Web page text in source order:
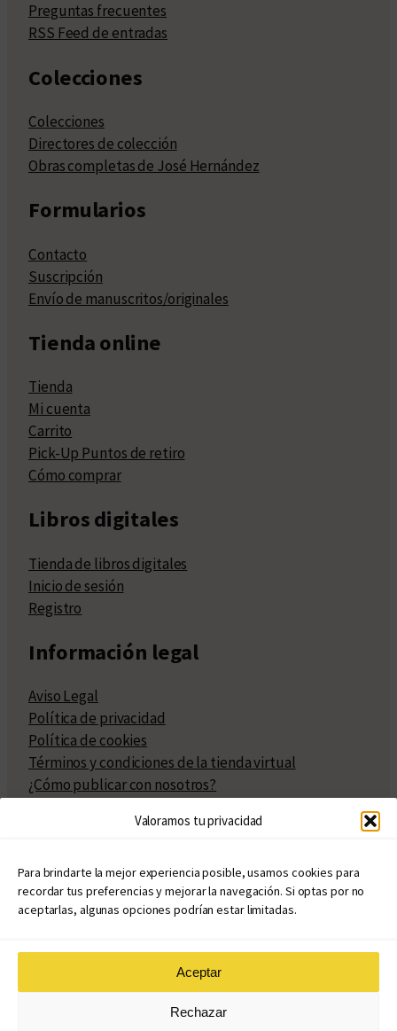
Valoramos tu privacidad
Para brindarte la mejor experiencia posible, usamos cookies para
recordar tus preferencias y mejorar la navegación. Si optas por no
aceptarlas, algunas opciones podrían estar limitadas.
Aceptar
Rechazar
Preguntas frecuentes
RSS Feed de entradas
Colecciones
Colecciones
Directores de colección
Obras completas de José Hernández
Formularios
Contacto
Suscripción
Envío de manuscritos/originales
Tienda online
Tienda
Mi cuenta
Carrito
Pick-Up Puntos de retiro
Cómo comprar
Libros digitales
Tienda de libros digitales
Inicio de sesión
Registro
Información legal
Aviso Legal
Política de privacidad
Política de cookies
Términos y condiciones de la tienda virtual
¿Cómo publicar con nosotros?
Políticas de publicación
Políticas de coedición
Atribuciones